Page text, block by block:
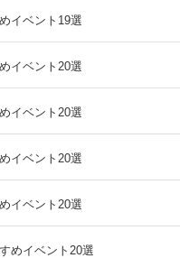
イベント19選
イベント20選
イベント20選
イベント20選
イベント20選
めイベント20選